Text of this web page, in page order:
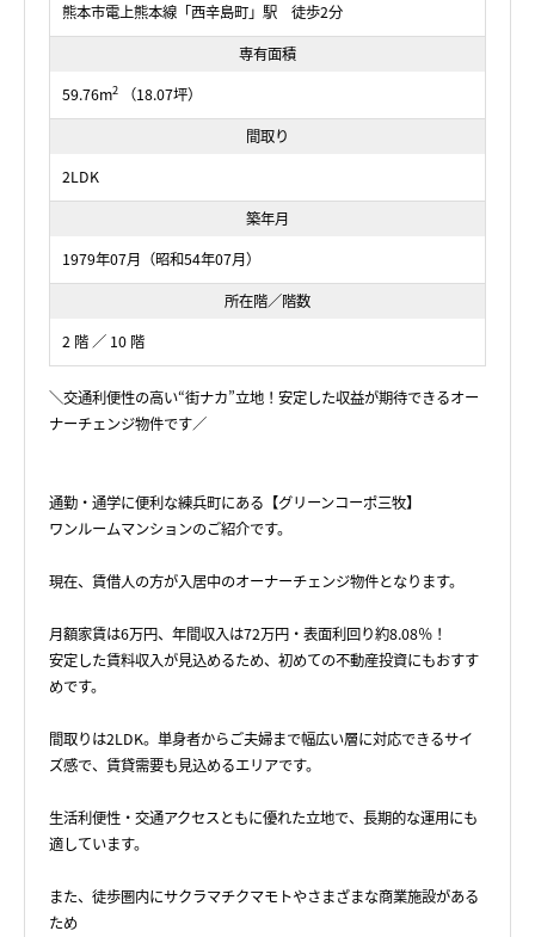
熊本市電上熊本線「西辛島町」駅 徒歩2分
専有面積
59.76m2
（18.07坪）
間取り
2LDK
築年月
1979年07月（昭和54年07月）
所在階／階数
2 階 ／ 10 階
＼交通利便性の高い“街ナカ”立地！安定した収益が期待できるオー
ナーチェンジ物件です／
通勤・通学に便利な練兵町にある【グリーンコーポ三牧】
ワンルームマンションのご紹介です。
現在、賃借人の方が入居中のオーナーチェンジ物件となります。
月額家賃は6万円、年間収入は72万円・表面利回り約8.08％！
安定した賃料収入が見込めるため、初めての不動産投資にもおすす
めです。
間取りは2LDK。単身者からご夫婦まで幅広い層に対応できるサイ
ズ感で、賃貸需要も見込めるエリアです。
生活利便性・交通アクセスともに優れた立地で、長期的な運用にも
適しています。
また、徒歩圏内にサクラマチクマモトやさまざまな商業施設がある
ため